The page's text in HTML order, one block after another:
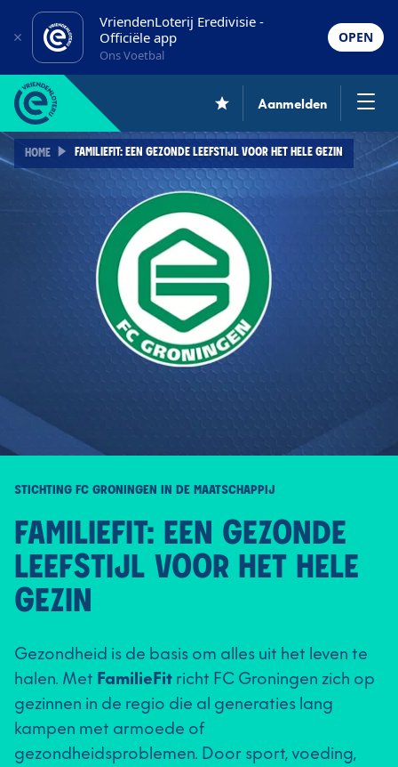
VriendenLoterij Eredivisie -
Officiële app
Ons Voetbal
OPEN
Aanmelden
HOME FAMILIEFIT: EEN GEZONDE LEEFSTIJL VOOR HET HELE GEZIN
STICHTING FC GRONINGEN IN DE MAATSCHAPPIJ
FAMILIEFIT: EEN GEZONDE
LEEFSTIJL VOOR HET HELE
GEZIN
Gezondheid is de basis om alles uit het leven te
halen. Met FamilieFit richt FC Groningen zich op
gezinnen in de regio die al generaties lang
kampen met armoede of
gezondheidsproblemen. Door sport, voeding,